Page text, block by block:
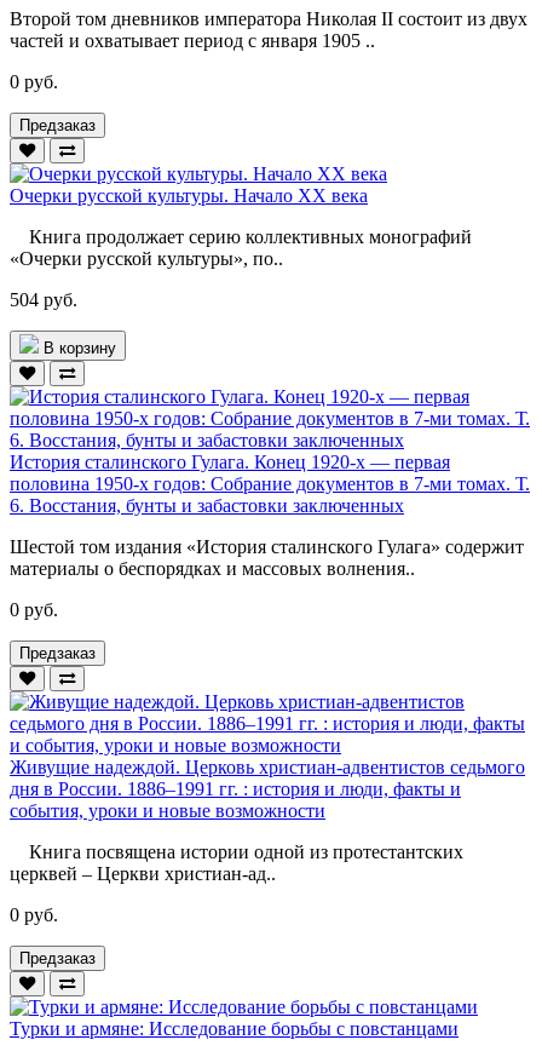
Второй том дневников императора Николая II состоит из двух
частей и охватывает период с января 1905 ..
0 руб.
Предзаказ
Очерки русской культуры. Начало XX века
Книга продолжает серию коллективных монографий
«Очерки русской культуры», по..
504 руб.
В корзину
История сталинского Гулага. Конец 1920-х — первая
половина 1950-х годов: Собрание документов в 7-ми томах. Т.
6. Восстания, бунты и забастовки заключенных
Шестой том издания «История сталинского Гулага» содержит
материалы о беспорядках и массовых волнения..
0 руб.
Предзаказ
Живущие надеждой. Церковь христиан-адвентистов седьмого
дня в России. 1886–1991 гг. : история и люди, факты и
события, уроки и новые возможности
Книга посвящена истории одной из протестантских
церквей – Церкви христиан-ад..
0 руб.
Предзаказ
Турки и армяне: Исследование борьбы с повстанцами